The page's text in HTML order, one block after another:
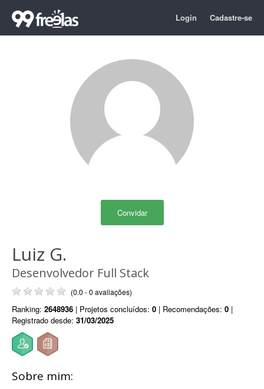
Login Cadastre-se
Convidar
Luiz G.
Desenvolvedor Full Stack
(0.0 - 0 avaliações)
Ranking: 2648936 | Projetos concluídos: 0 | Recomendações: 0 |
Registrado desde: 31/03/2025
Sobre mim: